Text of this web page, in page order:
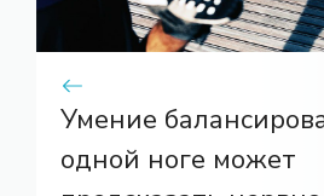
Умение
одной ноге может